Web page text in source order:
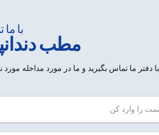
با
مطب
با دفتر ما تماس بگیرید و ما در مورد مداخله مورد